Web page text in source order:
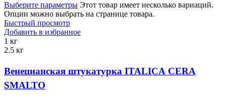
Выберите параметры Этот товар имеет несколько вариаций.
Опции можно выбрать на странице товара.
Быстрый просмотр
Добавить в избранное
1 кг
2.5 кг
Венецианская штукатурка ITALICA CERA
SMALTO